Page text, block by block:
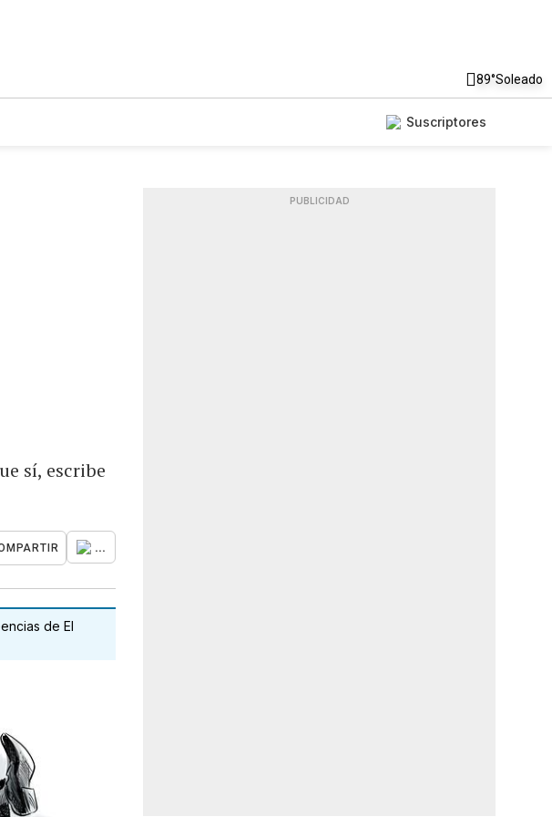
89°Soleado
Suscriptores
sí, escribe
...
de El
PUBLICIDAD